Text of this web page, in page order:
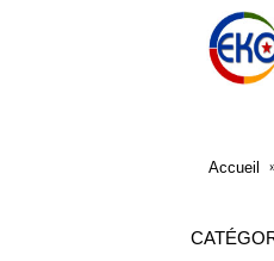
Accueil